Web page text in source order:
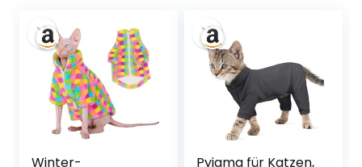
Winter-
Pyjama für Katzen,